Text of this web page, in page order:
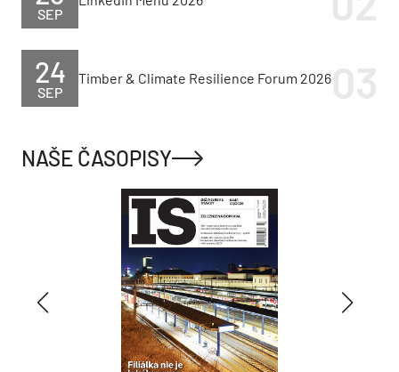
SEP
SEP
24 Timber & Climate Resilience Forum 2026
NAŠE ČASOPISY